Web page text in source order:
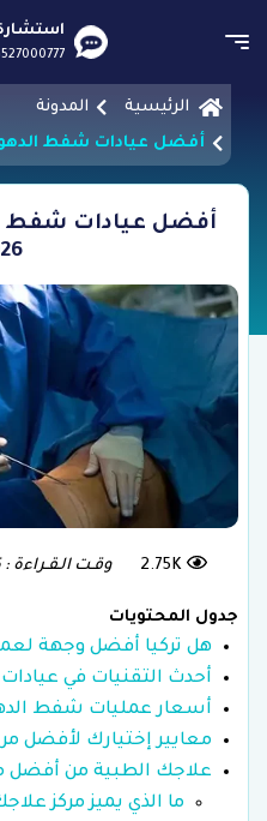
الرئيسية
المدونة
أفضل عيادات شفط الدهون
أفضل عيادات شفط
2.75K وقـت الـقـراءة : 5 دقـيقـة
جدول المحتويات
هل تركيا أفضل وجهة
أحدث التقنيات في
أسعار عمليات شفط
معايير إختيارك لأفضل
علاجك الطبية من أفضل
ما الذي يميز مركز